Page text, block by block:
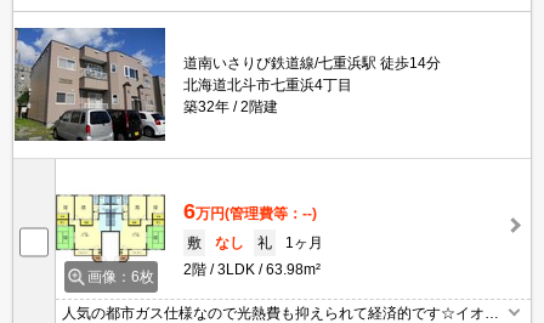
道南いさりび鉄道線/七重浜駅 徒歩14分
北海道北斗市七重浜4丁目
築32年
2階建
画像：6枚
6万円(管理費等：--)
敷
なし 礼
1ヶ月
2階
3LDK 63.98m²
人気の都市ガス仕様なので光熱費も抑えられて経済的です☆イオン